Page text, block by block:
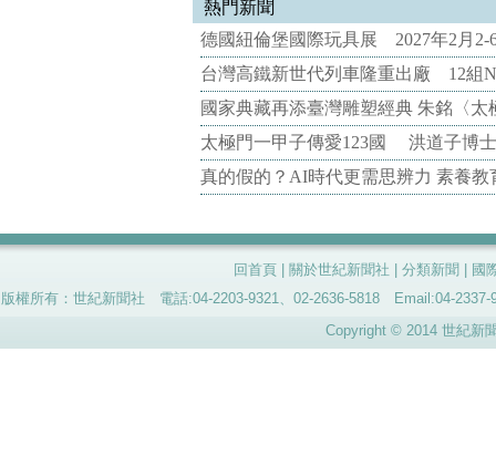
熱門新聞
德國紐倫堡國際玩具展 2027年2月2-
台灣高鐵新世代列車隆重出廠 12組
國家典藏再添臺灣雕塑經典 朱銘〈
太極門一甲子傳愛123國 洪道子博
真的假的？AI時代更需思辨力 素養
回首頁 關於世紀新聞社 分類新聞
國
版權所有：世紀新聞社 電話:04-2203-9321、02-2636-5818 Email:04-
Copyright © 2014 世紀新